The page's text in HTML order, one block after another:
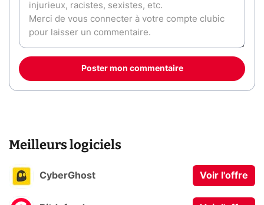
Poster mon commentaire
Meilleurs logiciels
CyberGhost Voir l'offre